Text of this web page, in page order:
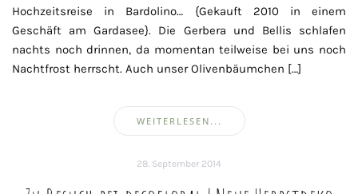
Hochzeitsreise in Bardolino… {Gekauft 2010 in einem
Geschäft am Gardasee}. Die Gerbera und Bellis schlafen
nachts noch drinnen, da momentan teilweise bei uns noch
Nachtfrost herrscht. Auch unser Olivenbäumchen […]
WEITERLESEN...
28. September 2014